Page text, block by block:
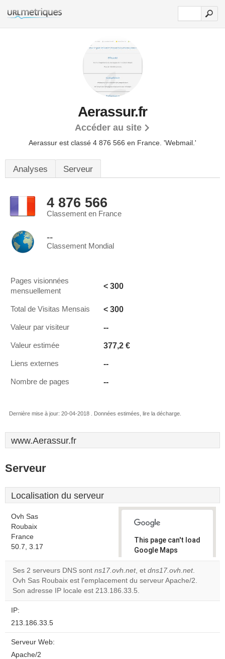
Aerassur.fr
Accéder au site
Aerassur est classé 4 876 566 en France. 'Webmail.'
Analyses Serveur
4 876 566
Classement en France
--
Classement Mondial
Pages visionnées
mensuellement
< 300
Total de Visitas Mensais < 300
Valeur par visiteur --
Valeur estimée 377,2 €
Liens externes --
Nombre de pages --
Dernière mise à jour: 20-04-2018 . Données estimées, lire la décharge.
www.Aerassur.fr
Serveur
Localisation du serveur
Ovh Sas
Roubaix
France
50.7, 3.17
This page can't load
Google Maps
correctly.
Do you
Ses 2 serveurs DNS sont ns17.ovh.net, et dns17.ovh.net.
Ovh Sas Roubaix est l'emplacement du serveur Apache/2.
Son adresse IP locale est 213.186.33.5.
IP:
213.186.33.5
Serveur Web:
Apache/2